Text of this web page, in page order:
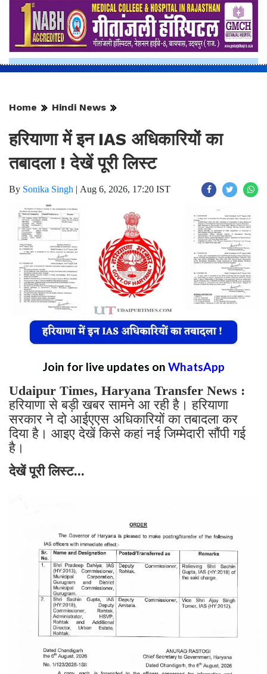
Home Hindi News
हरियाणा में इन IAS अधिकारियों का
तबादला ! देखें पूरी लिस्ट
By Sonika Singh | Aug 6, 2026, 17:20 IST
Join for live updates on WhatsApp
Udaipur Times, Haryana Transfer News :
हरियाणा से बड़ी खबर सामने आ रही है। हरियाणा
सरकार ने दो आईएएस अधिकारियों का तबादला कर
दिया है। आइए देखें किसे कहां नई जिम्मेदारी सौंपी गई
है।
देखें पूरी लिस्ट...